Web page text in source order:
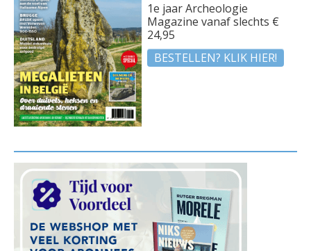
1e jaar Archeologie
Magazine vanaf slechts €
24,95
BESTELLEN? KLIK HIER!